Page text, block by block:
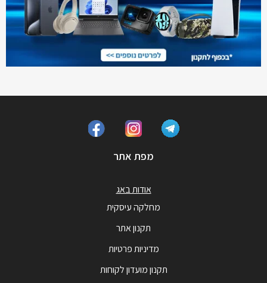
מפת אתר
אודות באג
מחלקה עיסקית
תקנון אתר
מדיניות פרטיות
תקנון מועדון לקוחות